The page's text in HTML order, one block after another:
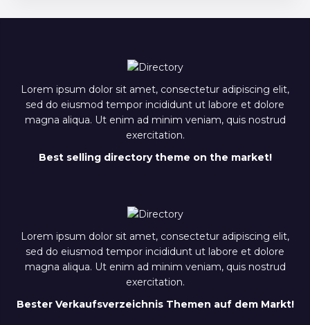
Lorem ipsum dolor sit amet, consectetur adipiscing elit,
sed do eiusmod tempor incididunt ut labore et dolore
magna aliqua. Ut enim ad minim veniam, quis nostrud
exercitation.
Best selling directory theme on the market!
Lorem ipsum dolor sit amet, consectetur adipiscing elit,
sed do eiusmod tempor incididunt ut labore et dolore
magna aliqua. Ut enim ad minim veniam, quis nostrud
exercitation.
Bester Verkaufsverzeichnis Themen auf dem Markt!